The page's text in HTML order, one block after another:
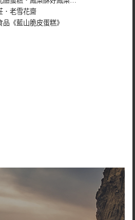
．老雪花齋
品《藍山脆皮蛋糕》